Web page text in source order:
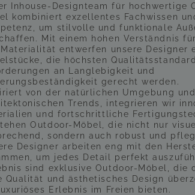
Inhouse-Designteam für hochwertige
kombiniert exzellentes Fachwissen
um stilvolle und funktionale
Mit einem hohen Verständnis
entwerfen unsere Designer
die höchsten
an Langlebigkeit und
gerecht werden.
von der natürlichen Umgebung
Trends, integrieren wir
und fortschrittliche
Outdoor-Möbel, die nicht nur
sondern auch robust und
Designer arbeiten eng mit den
um jedes Detail perfekt
sind exklusive Outdoor-Möbel, die
Qualität und ästhetisches Design
Erlebnis im Freien bieten.